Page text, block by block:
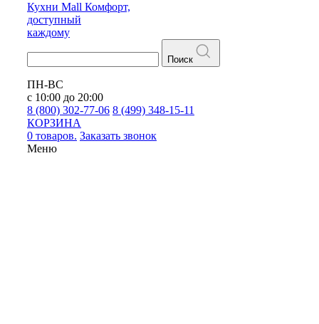
Кухни Mall Комфорт,
доступный
каждому
Поиск
ПН-ВС
с 10:00 до 20:00
8 (800) 302-77-06 8 (499) 348-15-11
КОРЗИНА
0 товаров. Заказать звонок
Меню